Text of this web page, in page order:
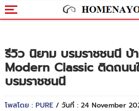
รีวิว นิยาม บรมราชชนนี บ้
Modern Classic ติดถนน
บรมราชชนนี
โพสโดย : PURE / วันที่ : 24 November